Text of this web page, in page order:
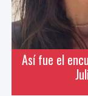
Así fue el